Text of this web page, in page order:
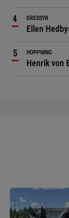
DRESSYR
Ellen
HOPPNING
Henrik von